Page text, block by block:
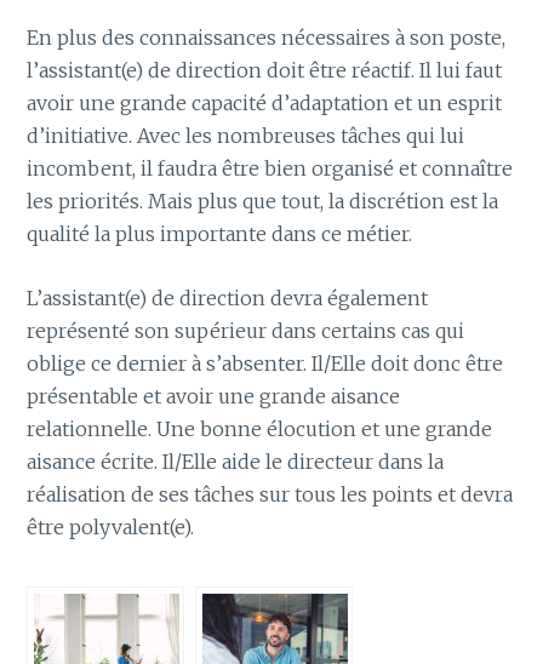
En plus des connaissances nécessaires à son poste,
l’assistant(e) de direction doit être réactif. Il lui faut
avoir une grande capacité d’adaptation et un esprit
d’initiative. Avec les nombreuses tâches qui lui
incombent, il faudra être bien organisé et connaître
les priorités. Mais plus que tout, la discrétion est la
qualité la plus importante dans ce métier.
L’assistant(e) de direction devra également
représenté son supérieur dans certains cas qui
oblige ce dernier à s’absenter. Il/Elle doit donc être
présentable et avoir une grande aisance
relationnelle. Une bonne élocution et une grande
aisance écrite. Il/Elle aide le directeur dans la
réalisation de ses tâches sur tous les points et devra
être polyvalent(e).